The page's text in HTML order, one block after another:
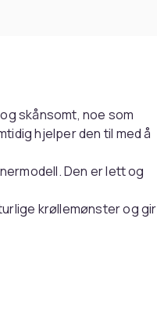
skånsomt, noe som
hjelper den til med å
Den er lett og
krøllemønster og gir
hjemme.